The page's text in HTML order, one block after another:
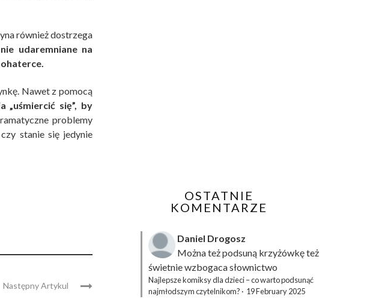
również dostrzega
udaremniane na
Nawet z pomocą
„uśmiercić się”, by
problemy
stanie się jedynie
Następny Artykul
OSTATNIE
KOMENTARZE
Daniel Drogosz
Można też podsuną krzyżówkęteż
świetnie wzbogaca słownictwo
Najlepsze komiksy dla dzieci – co warto podsunąć
najmłodszym czytelnikom? · 19 February 2025